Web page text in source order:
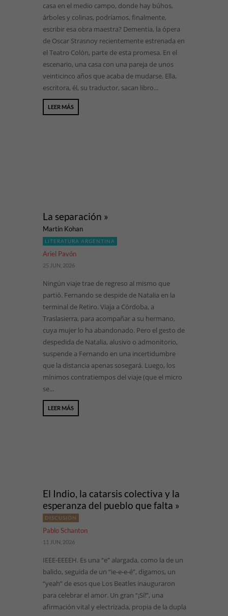
casa en el medio campo, donde hay búhos,
árboles y colinas, podríamos, finalmente,
escribir esa obra maestra? Dementia, la ópera
de Oscar Strasnoy recientemente estrenada en
el Teatro Colón, parte de esta promesa. En el
escenario, una casa con una pareja de unos
veinticinco años que acaba de mudarse. Ella,
escritora, él, su traductor, sacan libro...
LEER MÁS
La separación »
Martín Kohan
LITERATURA ARGENTINA
Ariel Pavón
25 JUN, 2026
Ningún viaje trae de regreso al mismo que
partió. Fernando se despide de Natalia en la
terminal de Retiro. Viaja a Córdoba, a
Traslasierra, para acompañar a su hermano,
cuya mujer lo ha abandonado. Pero el gesto de
despedida de Natalia, alusivo o admonitorio,
suspende a Fernando en una incertidumbre
que la distancia apenas sosegará. Luego, los
mínimos contratiempos del viaje (que el micro
se...
LEER MÁS
El Indio, la catarsis colectiva y la
esperanza del pueblo que falta »
DISCUSIÓN
Pablo Schanton
11 JUN, 2026
IEEE-EEEEH. Es una “e” alargada, como la de un
balido, seguida de un “ie-e-e-é”, digamos, un
“yeah” de esos que Los Beatles inauguraron
para celebrar el amor. Un gran “¡Sí!”, una
afirmación vital y electrizada, propia de la dupla